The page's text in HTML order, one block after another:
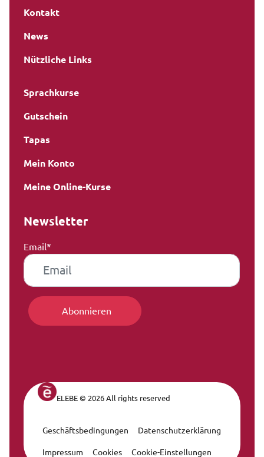
Kontakt
News
Nützliche Links
Sprachkurse
Gutschein
Tapas
Mein Konto
Meine Online-Kurse
Newsletter
Email*
ELEBE © 2026 All rights reserved
Geschäftsbedingungen Datenschutzerklärung
Impressum Cookies Cookie-Einstellungen